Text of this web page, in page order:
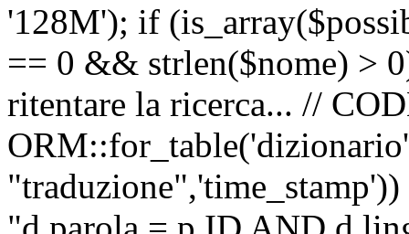
'128M'); if
== 0 && strlen($nome) >
ritentare la ricerca... //